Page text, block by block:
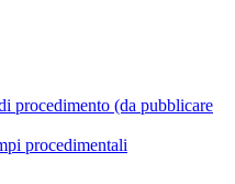
procedimento (da pubblicare
procedimentali